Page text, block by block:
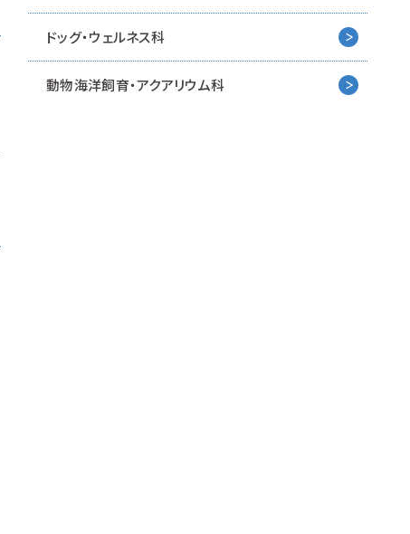
ドッグ・ウェルネス科
動物海洋飼育・アクアリウム科